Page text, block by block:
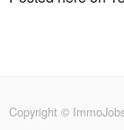
Copyright ©